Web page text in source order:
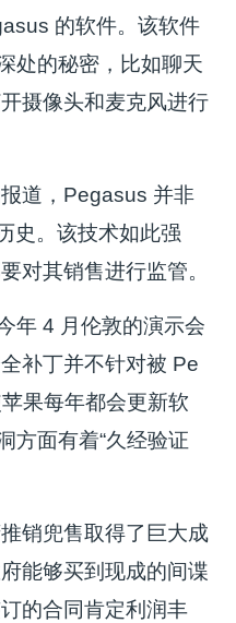
的软件。该软件
处的秘密，比如聊天
摄像头和麦克风进行
道，Pegasus 并非
史。该技术如此强
对其销售进行监管。
年 4 月伦敦的演示会
补丁并不针对被 Pe
果每年都会更新软
方面有着“久经验证
销兜售取得了巨大成
能够买到现成的间谍
的合同肯定利润丰